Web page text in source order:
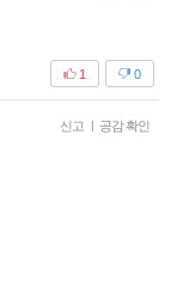
0
1
신고 | 공감 확인